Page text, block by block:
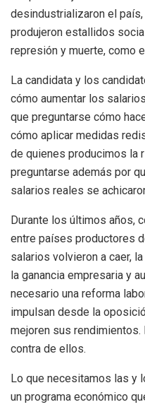
desindustrializaron el
produjeron estallidos
represión y muerte, como
La candidata y los
cómo aumentar los
que preguntarse cómo
cómo aplicar medidas
de quienes producimos la
preguntarse además por
salarios reales se
Durante los últimos años,
entre países productores
salarios volvieron a caer,
la ganancia empresaria y
necesario una reforma
impulsan desde la
mejoren sus
contra de ellos.
Lo que necesitamos las y
un programa económico